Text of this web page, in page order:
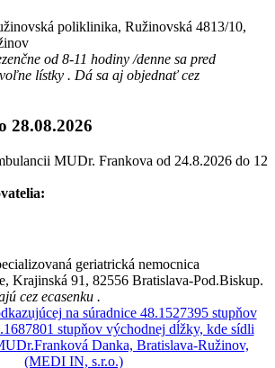
poliklinika, Ružinovská 4813/10,
od 8-11 hodiny /denne sa pred
lístky . Dá sa aj objednať cez
28.08.2026
MUDr. Frankova od 24.8.2026 do 12
geriatrická nemocnica
Krajinská 91, 82556 Bratislava-Pod.Biskup.
cez ecasenku .